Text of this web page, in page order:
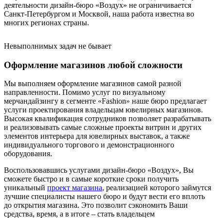
деятельности дизайн-бюро «Воздух» не ограничивается
Санкт-Петербургом и Москвой, наша работа известна во
многих регионах страны.
Невыполнимых задач не бывает
Оформление магазинов любой сложности
Мы выполняем оформление магазинов самой разной
направленности. Помимо услуг по визуальному
мерчандайзингу в сегменте «Fashion» наше бюро предлагает
услуги проектирования владельцам ювелирных магазинов.
Высокая квалификация сотрудников позволяет разрабатывать
и реализовывать самые сложные проекты витрин и других
элементов интерьера для ювелирных выставок, а также
индивидуального торгового и демонстрационного
оборудования.
Воспользовавшись услугами дизайн-бюро «Воздух», Вы
сможете быстро и в самые короткие сроки получить
уникальный проект магазина, реализацией которого займутся
лучшие специалисты нашего бюро и будут вести его вплоть
до открытия магазина. Это позволит сэкономить Ваши
средства, время, а в итоге – стать владельцем